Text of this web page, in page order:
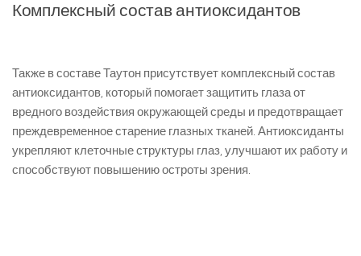
Комплексный состав антиоксидантов
Также в составе Таутон присутствует комплексный состав
антиоксидантов, который помогает защитить глаза от
вредного воздействия окружающей среды и предотвращает
преждевременное старение глазных тканей. Антиоксиданты
укрепляют клеточные структуры глаз, улучшают их работу и
способствуют повышению остроты зрения.